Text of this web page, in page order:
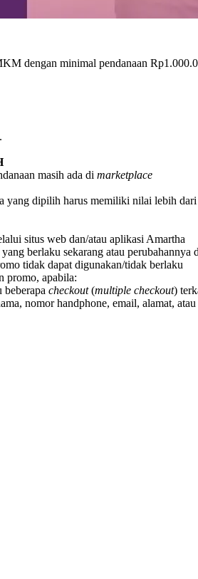
dengan minimal pendanaan
.
masih ada di marketplace
yang dipilih harus memiliki nilai lebih
situs web dan/atau aplikasi Amartha
berlaku sekarang atau
tidak dapat digunakan/tidak berlaku
promo, apabila:
beberapa checkout(multiple checkout)
nomor handphone, email, alamat,